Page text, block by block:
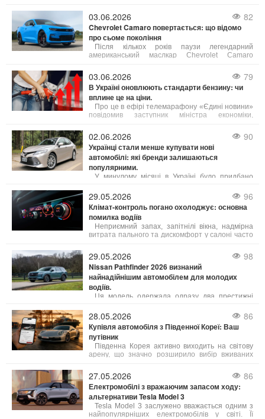
03.06.2026 82
Chevrolet Camaro повертається: що відомо
про сьоме покоління
Після кількох років паузи легендарний
американський маслкар Chevrolet Camaro
бренду. За даними джерел, близьких до General
Motors, компанія активно розробляє сьоме
покоління культового спорткара.
03.06.2026 79
В Україні оновлюють стандарти бензину: чи
вплине це на ціни.
Про це в ефірі телемарафону «Єдині новини»
повідомив заступник міністра економіки,
02.06.2026 90
Українці стали менше купувати нові
автомобілі: які бренди залишаються
популярними.
У минулому місяці в Україні було придбано
що на 18% менше порівняно з травнем 2025
року. У порівнянні з квітнем 2026 року попит на
нові авто також знизився на 11%.
29.05.2026 96
Клімат-контроль погано охолоджує: основна
помилка водіїв
Неприємний запах, запітнілі вікна, надмірна
витрата пального та дискомфорт у салоні часто
контролю. Багато водіїв вмикають систему на
максимум, не усвідомлюючи, що це може
негативно впливати не лише на комфорт, а й на
сам автомобіль.
29.05.2026 98
Nissan Pathfinder 2026 визнаний
найнадійнішим автомобілем для молодих
водіїв.
Ця модель одержала одразу два престижні
(Insurance Institute for Highway Safety) та
видання Consumer Reports включили її до
щорічного рейтингу «Найкращі нові авто для
підлітків». Це визнання збіглося з рекордними
роздрібними продажами автомобіля у квітні.
28.05.2026 86
Купівля автомобіля з Південної Кореї: Ваш
путівник
Південна Корея активно виходить на світову
арену, що значно розширило вибір вживаних
розглянемо, що робить корейські авто такими
привабливими, особливості їхнього ринку та всі
переваги такого вибору.
27.05.2026 86
Електромобілі з вражаючим запасом ходу:
альтернативи Tesla Model 3
Tesla Model 3 заслужено вважається одним з
найпопулярніших електромобілів у світі. Її